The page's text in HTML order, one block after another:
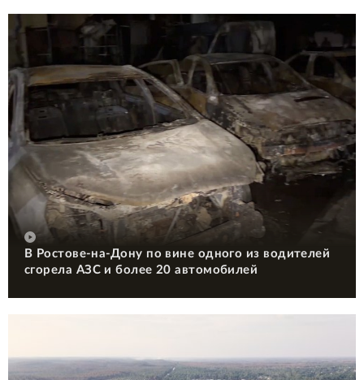
В Ростове-на-Дону по вине одного из водителей
сгорела АЗС и более 20 автомобилей